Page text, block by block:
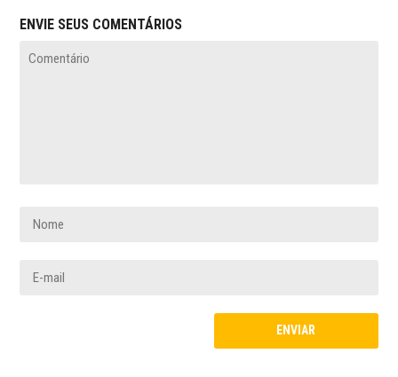
ENVIE SEUS COMENTÁRIOS